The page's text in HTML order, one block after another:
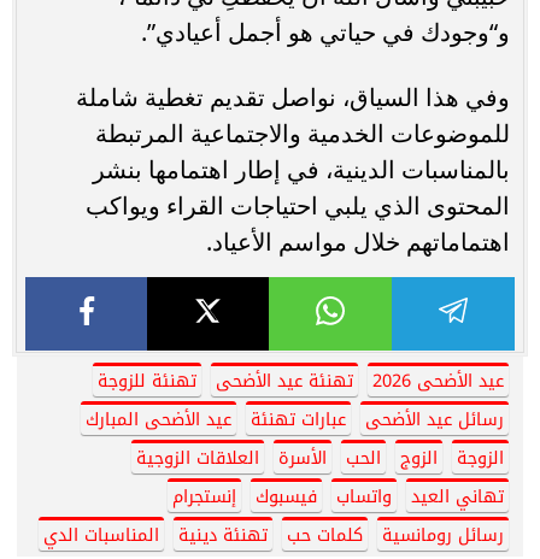
و“وجودك في حياتي هو أجمل أعيادي”.
وفي هذا السياق، نواصل تقديم تغطية شاملة
للموضوعات الخدمية والاجتماعية المرتبطة
بالمناسبات الدينية، في إطار اهتمامها بنشر
المحتوى الذي يلبي احتياجات القراء ويواكب
اهتماماتهم خلال مواسم الأعياد.
عيد الأضحى 2026 تهنئة عيد الأضحى
تهنئة للزوجة
رسائل عيد الأضحى
عبارات تهنئة
عيد الأضحى المبارك
الزوجة
الزوج الحب الأسرة
العلاقات الزوجية
تهاني العيد
واتساب فيسبوك
إنستجرام
رسائل رومانسية
كلمات حب تهنئة دينية المناسبات الدي